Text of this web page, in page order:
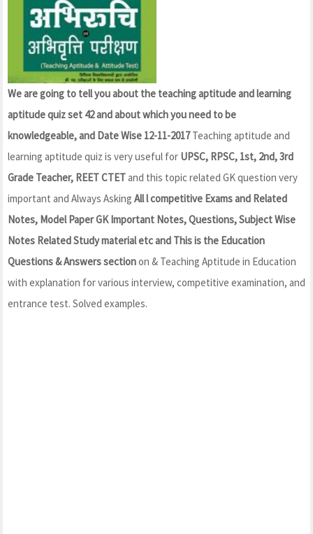
We are going to tell you about the teaching aptitude and learning
aptitude quiz set 42 and about which you need to be
knowledgeable, and Date Wise 12-11-2017Teaching aptitude and
learning aptitude quiz is very useful for UPSC, RPSC, 1st, 2nd, 3rd
Grade Teacher, REET CTETand this topic related GK question very
important and Always Asking All l competitive Exams and Related
Notes, Model Paper GK Important Notes, Questions, Subject Wise
Notes Related Study material etc and This is the Education
Questions & Answers sectionon & Teaching Aptitude in Education
with explanation for various interview, competitive examination, and
entrance test. Solved examples.